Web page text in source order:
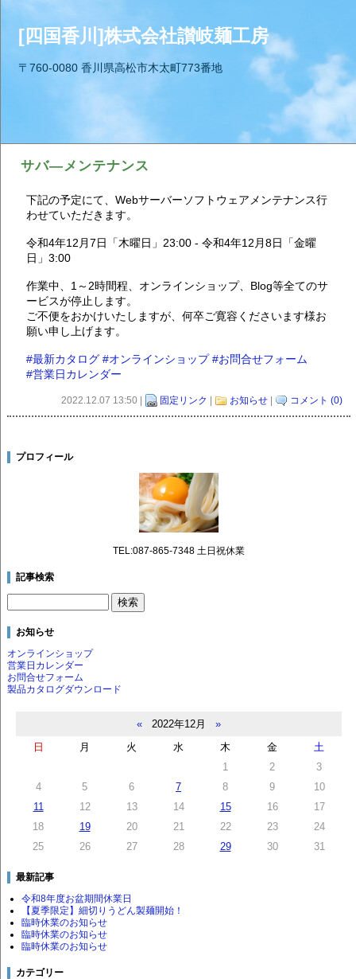
[四国香川]株式会社讃岐麺工房
〒760-0080 香川県高松市木太町773番地
サバ―メンテナンス
下記の予定にて、Webサーバーソフトウェアメンテナンス行
わせていただきます。
令和4年12月7日「木曜日」23:00 - 令和4年12月8日「金曜
日」3:00
作業中、1～2時間程、オンラインショップ、Blog等全てのサ
ービスが停止します。
ご不便をおかけいたしますが、何卒ご寛容くださいます様お
願い申し上げます。
#最新カタログ #オンラインショップ #お問合せフォーム
#営業日カレンダー
2022.12.07 13:50 | 固定リンク | お知らせ | コメント (0)
プロフィール
TEL:087-865-7348 土日祝休業
記事検索
お知らせ
オンラインショップ
営業日カレンダー
お問合せフォーム
製品カタログダウンロード
« 2022年12月
»
日
月 火 水 木 金
土
1
2
3
4
5 6 7 8 9
10
11
12 13 14 15 16
17
18
19 20 21 22 23
24
25
26 27 28 29 30 31
最新記事
令和8年度お盆期間休業日
【夏季限定】細切りうどん製麺開始！
臨時休業のお知らせ
臨時休業のお知らせ
臨時休業のお知らせ
カテゴリー